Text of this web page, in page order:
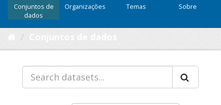
Conjuntos de
dados
Organizações Temas Sobre